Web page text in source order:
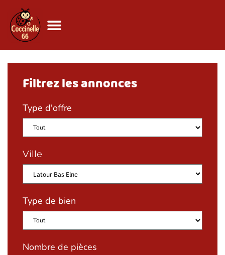
Filtrez les annonces
Type d'offre
Ville
Type de bien
Nombre de pièces